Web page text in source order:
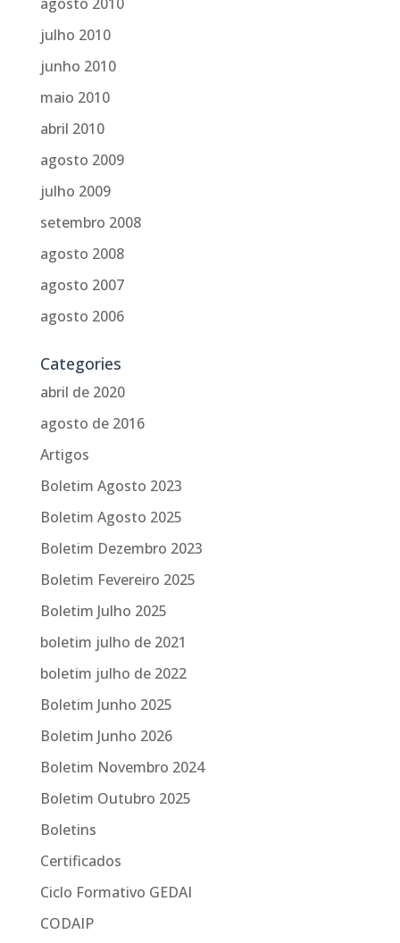
julho 2010
junho 2010
maio 2010
abril 2010
agosto 2009
julho 2009
setembro 2008
agosto 2008
agosto 2007
agosto 2006
Categories
abril de 2020
agosto de 2016
Artigos
Boletim Agosto 2023
Boletim Agosto 2025
Boletim Dezembro 2023
Boletim Fevereiro 2025
Boletim Julho 2025
boletim julho de 2021
boletim julho de 2022
Boletim Junho 2025
Boletim Junho 2026
Boletim Novembro 2024
Boletim Outubro 2025
Boletins
Certificados
Ciclo Formativo GEDAI
CODAIP